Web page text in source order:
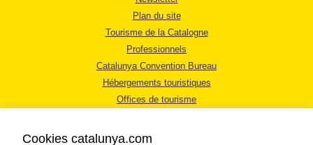
Plan du site
Tourisme de la Catalogne
Professionnels
Catalunya Convention Bureau
Hébergements touristiques
Offices de tourisme
Cookies catalunya.com